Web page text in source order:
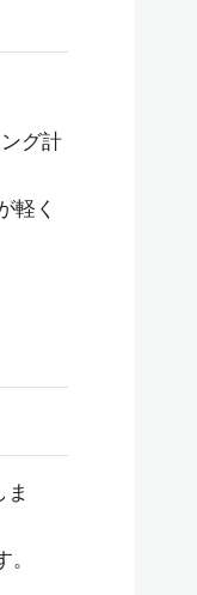
グ計
軽く